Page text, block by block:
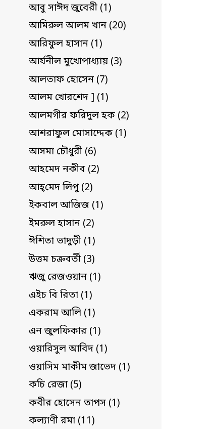
আবু সাঈদ জুবেরী (1)
আমিরুল আলম খান (20)
আরিফুল হাসান (1)
আর্যনীল মুখোপাধ্যায় (3)
আলতাফ হোসেন (7)
আলম খোরশেদ ] (1)
আলমগীর ফরিদুল হক (2)
আশরাফুল মোসাদ্দেক (1)
আসমা চৌধুরী (6)
আহমেদ নকীব (2)
আহ্‌মেদ লিপু (2)
ইকবাল আজিজ (1)
ইমরুল হাসান (2)
ঈশিতা ভাদুড়ী (1)
উত্তম চক্রবর্তী (3)
ঋজু রেজওয়ান (1)
এইচ বি রিতা (1)
একরাম আলি (1)
এন জুলফিকার (1)
ওয়ারিসুল আবিদ (1)
ওয়াসিম মাকীম জাভেদ (1)
কচি রেজা (5)
কবীর হোসেন তাপস (1)
কল্যাণী রমা (11)